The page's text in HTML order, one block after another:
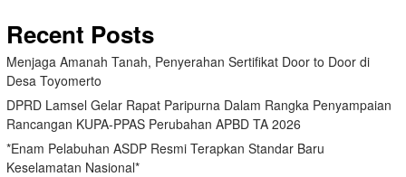
Recent Posts
Menjaga Amanah Tanah, Penyerahan Sertifikat Door to Door di
Desa Toyomerto
DPRD Lamsel Gelar Rapat Paripurna Dalam Rangka Penyampaian
Rancangan KUPA-PPAS Perubahan APBD TA 2026
*Enam Pelabuhan ASDP Resmi Terapkan Standar Baru
Keselamatan Nasional*